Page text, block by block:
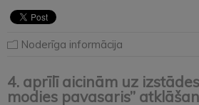
Noderīga informācija
4. aprīlī aicinām uz
modies pavasaris”